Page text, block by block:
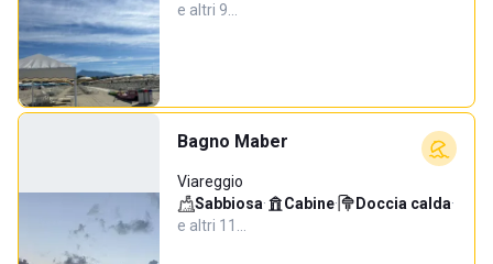
e altri 9…
Bagno Maber
Viareggio
Sabbiosa· Cabine· Doccia calda·
e altri 11…